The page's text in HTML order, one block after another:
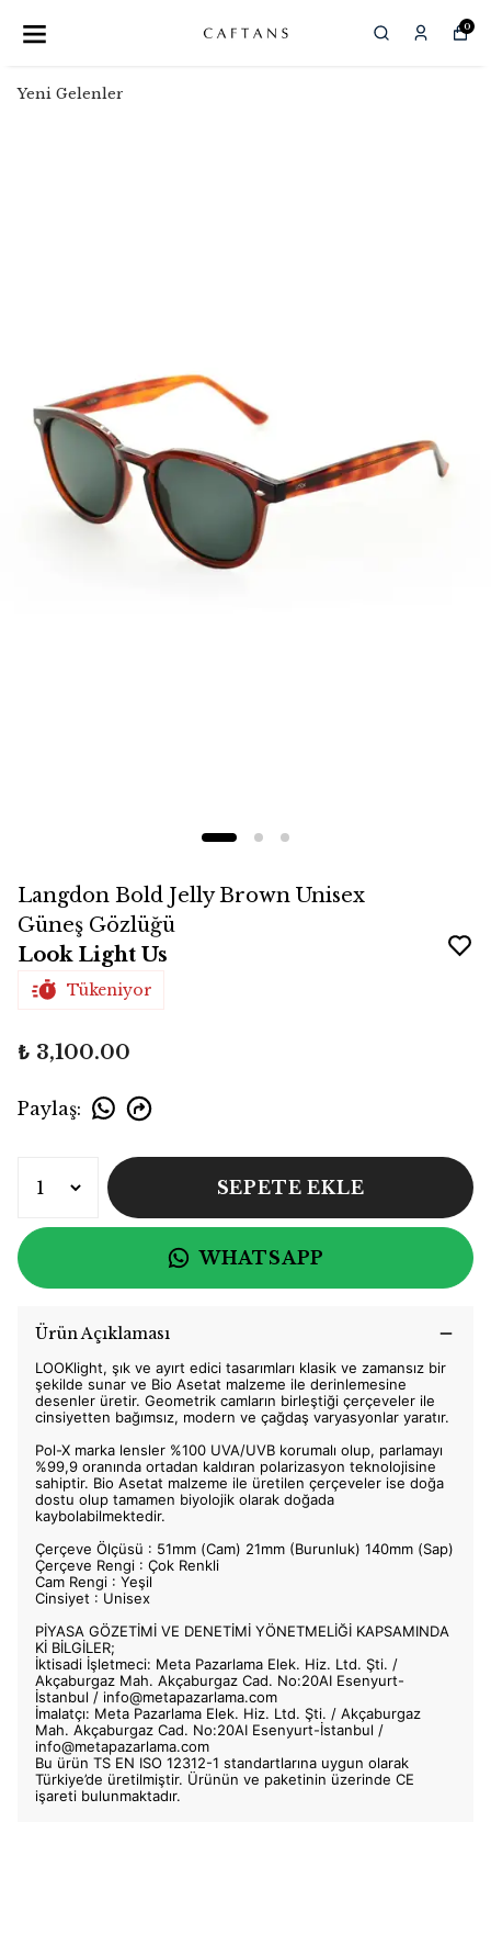
0
Yeni Gelenler
Langdon Bold Jelly Brown Unisex
Güneş Gözlüğü
Look Light Us
Tükeniyor
₺ 3,100.00
Paylaş:
SEPETE EKLE
WHATSAPP
Ürün Açıklaması
LOOKlight, şık ve ayırt edici tasarımları klasik ve zamansız bir
şekilde sunar ve Bio Asetat malzeme ile derinlemesine
desenler üretir. Geometrik camların birleştiği çerçeveler ile
cinsiyetten bağımsız, modern ve çağdaş varyasyonlar yaratır.
Pol-X marka lensler %100 UVA/UVB korumalı olup, parlamayı
%99,9 oranında ortadan kaldıran polarizasyon teknolojisine
sahiptir. Bio Asetat malzeme ile üretilen çerçeveler ise doğa
dostu olup tamamen biyolojik olarak doğada
kaybolabilmektedir.
Çerçeve Ölçüsü : 51mm (Cam) 21mm (Burunluk) 140mm (Sap)
Çerçeve Rengi : Çok Renkli
Cam Rengi : Yeşil
Cinsiyet : Unisex
PİYASA GÖZETİMİ VE DENETİMİ YÖNETMELİĞİ KAPSAMINDA
Kİ BİLGİLER;
İktisadi İşletmeci: Meta Pazarlama Elek. Hiz. Ltd. Şti. /
Akçaburgaz Mah. Akçaburgaz Cad. No:20AI Esenyurt-
İstanbul / info@metapazarlama.com
İmalatçı: Meta Pazarlama Elek. Hiz. Ltd. Şti. / Akçaburgaz
Mah. Akçaburgaz Cad. No:20AI Esenyurt-İstanbul /
info@metapazarlama.com
Bu ürün TS EN ISO 12312-1 standartlarına uygun olarak
Türkiye’de üretilmiştir. Ürünün ve paketinin üzerinde CE
işareti bulunmaktadır.